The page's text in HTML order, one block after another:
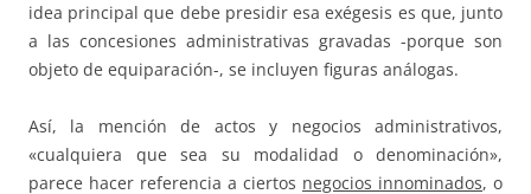
idea principal que debe presidir esa exégesis es que, junto
a las concesiones administrativas gravadas -porque son
objeto de equiparación-, se incluyen figuras análogas.
Así, la mención de actos y negocios administrativos,
«cualquiera que sea su modalidad o denominación»,
parece hacer referencia a ciertos negocios innominados, o